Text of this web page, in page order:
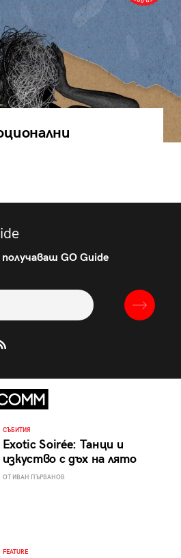
GO Guide
СЪБИТИЯ
Exotic Soirée: Танци и
изкуство с дъх на лято
ОТ ИВАН ПЪРВАНОВ
FEATURE